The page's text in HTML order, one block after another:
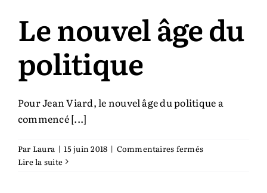
Le nouvel âge du
politique
Pour Jean Viard, le nouvel âge du politique a
commencé [...]
Par Laura | 15 juin 2018 | Commentaires ferméssur
Lire la suite